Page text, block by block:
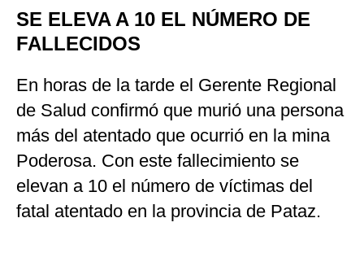
SE ELEVA A 10 EL NÚMERO DE
FALLECIDOS
En horas de la tarde el Gerente Regional
de Salud confirmó que murió una persona
más del atentado que ocurrió en la mina
Poderosa. Con este fallecimiento se
elevan a 10 el número de víctimas del
fatal atentado en la provincia de Pataz.